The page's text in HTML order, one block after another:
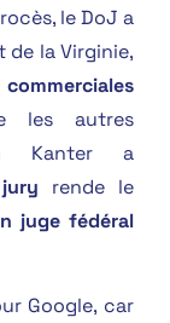
le DoJ a
de la Virginie,
les autres
Kanter a
jury rende le
juge fédéral
Google, car